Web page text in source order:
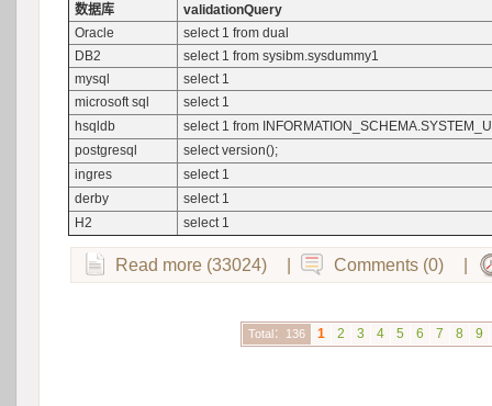
数据库
validationQuery
Oracle
select 1 from dual
DB2
select 1 from sysibm.sysdummy1
mysql
select 1
microsoft sql
select 1
hsqldb
select 1 from
postgresql
select version();
ingres
select 1
derby
select 1
H2
select 1
Read more (33024) Comments (0)
Total：136 1 2 3 4 5 6 7 8 9